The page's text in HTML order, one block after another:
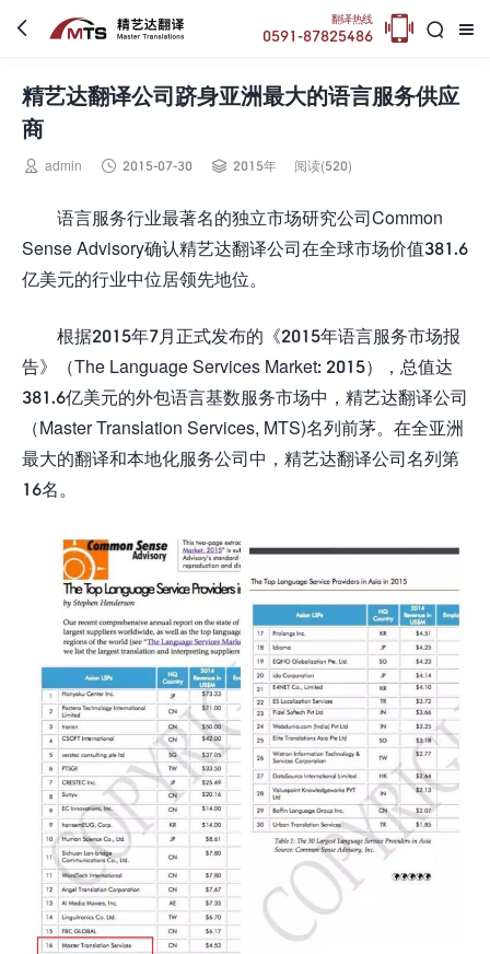
 

翻译热线
0591-87825486 
精艺达翻译公司跻身亚洲最大的语言服务供应
商
 admin  2015-07-30  2015年 阅读(520)
语言服务行业最著名的独立市场研究公司Common
Sense Advisory确认精艺达翻译公司在全球市场价值381.6
亿美元的行业中位居领先地位。
根据2015年7月正式发布的《2015年语言服务市场报
告》（The Language Services Market: 2015），总值达
381.6亿美元的外包语言基数服务市场中，精艺达翻译公司
（Master Translation Services, MTS)名列前茅。在全亚洲
最大的翻译和本地化服务公司中，精艺达翻译公司名列第
16名。